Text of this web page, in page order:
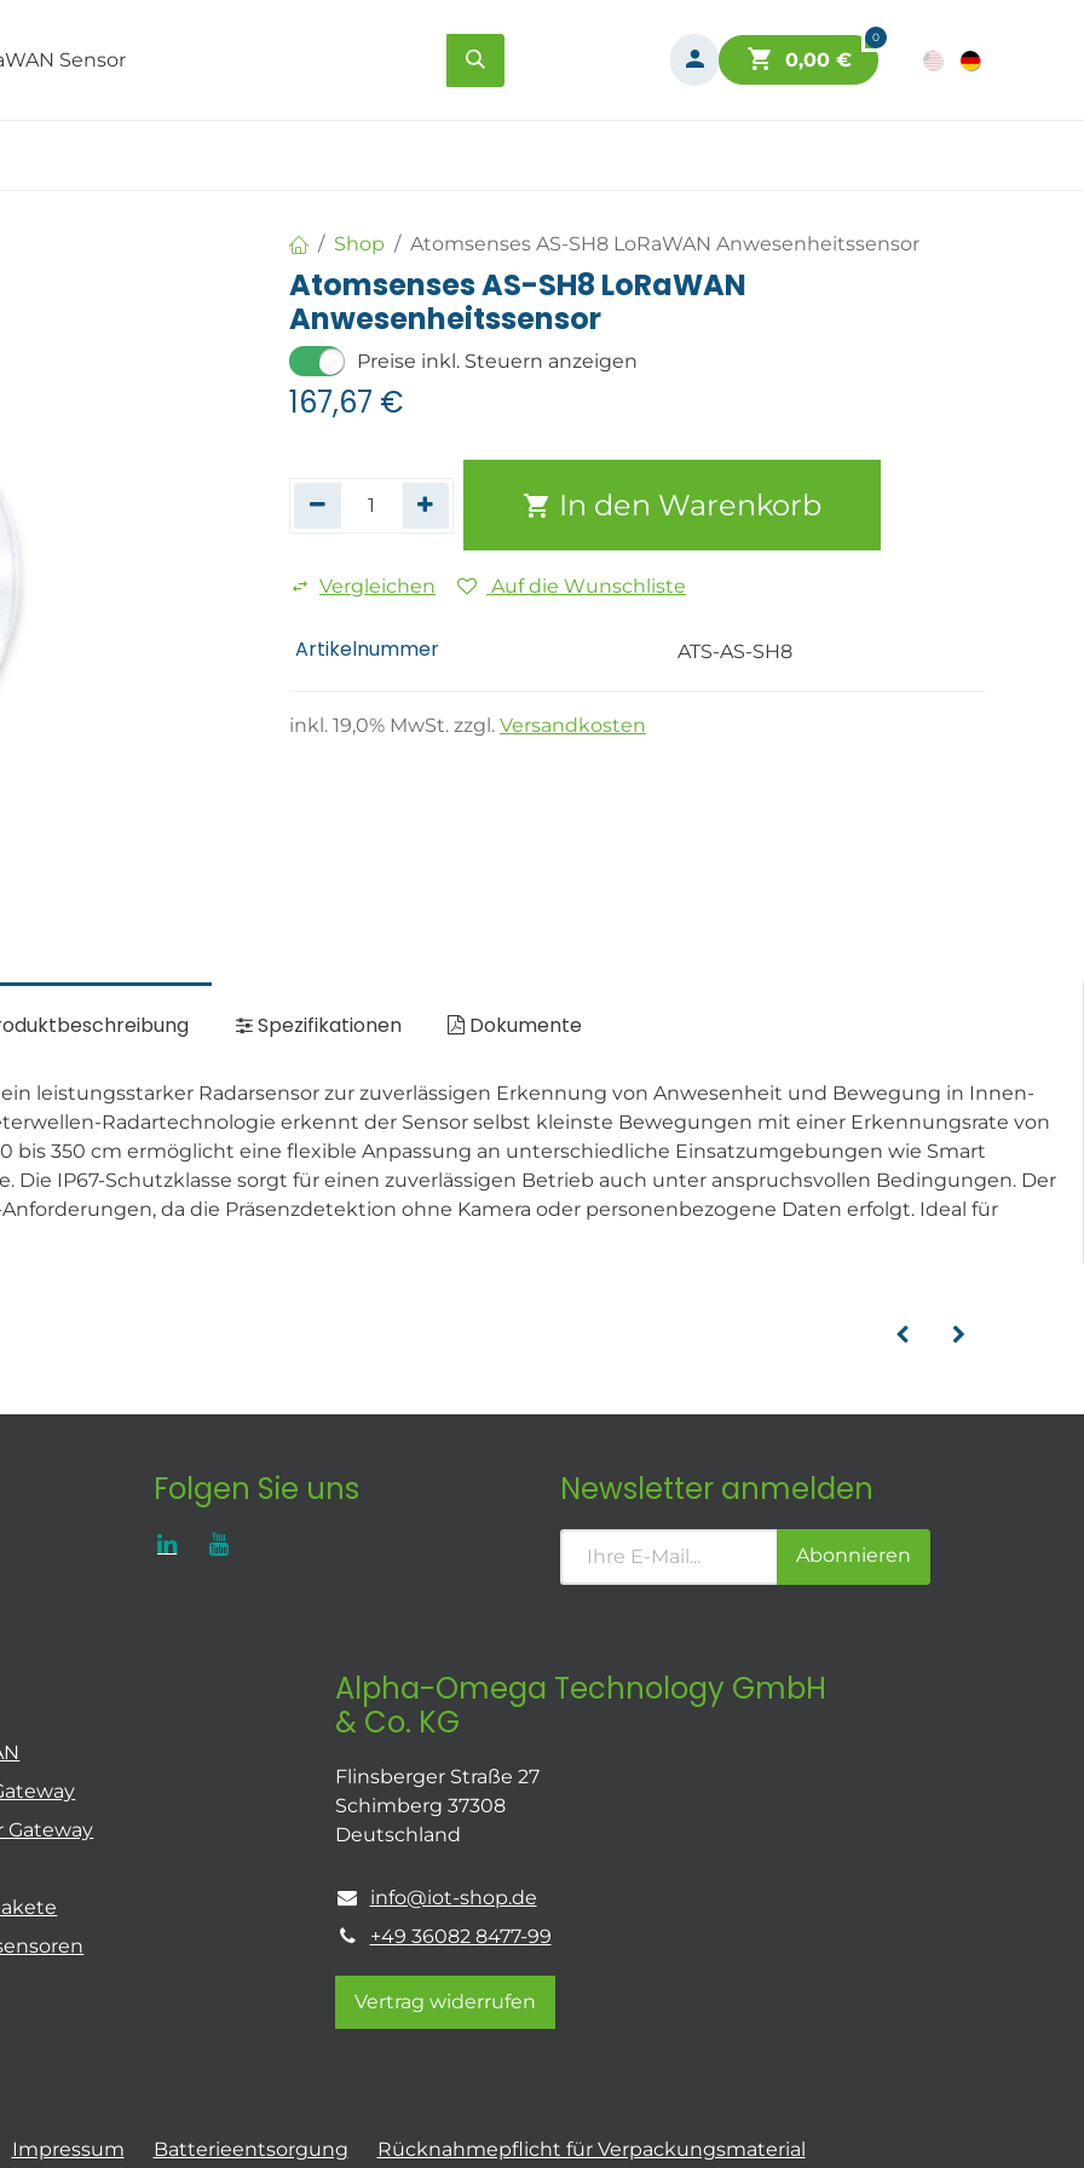
0
0,00€
Shop Atomsenses AS-SH8 LoRaWAN Anwesenheitssensor
Atomsenses AS-SH8 LoRaWAN
Anwesenheitssensor
Preise inkl. Steuern anzeigen
167,67 €
In den Warenkorb
Vergleichen Auf die Wunschliste
Artikelnummer ATS-AS-SH8
inkl. 19,0% MwSt. zzgl. Versandkosten
Spezifikationen Dokumente
leistungsstarker Radarsensor zur zuverlässigen Erkennung von Anwesenheit und Bewegung in Innen-
Radartechnologie erkennt der Sensor selbst kleinste Bewegungen mit einer Erkennungsrate von
bis 350 cm ermöglicht eine flexible Anpassung an unterschiedliche Einsatzumgebungen wie Smart
IP67-Schutzklasse sorgt für einen zuverlässigen Betrieb auch unter anspruchsvollen Bedingungen. Der
da die Präsenzdetektion ohne Kamera oder personenbezogene Daten erfolgt. Ideal für
Folgen Sie uns Newsletter anmelden
Abonnieren
Gateway
Alpha-Omega Technology GmbH
& Co. KG
Flinsberger Straße 27
Schimberg 37308
Deutschland
info@iot-shop.de
+49 36082 8477-99
Vertrag widerrufen
Impressum Batterieentsorgung Rücknahmepflicht für Verpackungsmaterial